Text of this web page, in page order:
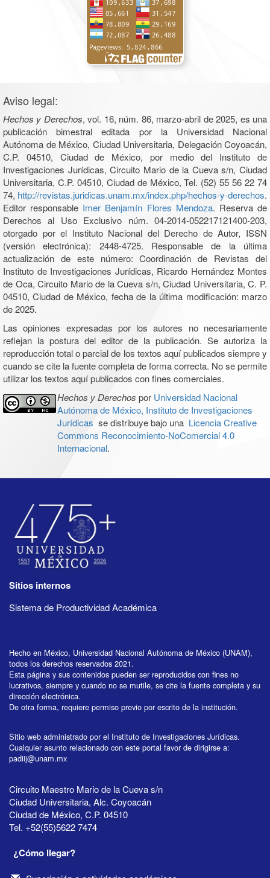
Aviso legal:
Hechos y Derechos, vol. 16, núm. 86, marzo-abril de 2025, es una
publicación bimestral editada por la Universidad Nacional
Autónoma de México, Ciudad Universitaria, Delegación Coyoacán,
C.P. 04510, Ciudad de México, por medio del Instituto de
Investigaciones Jurídicas, Circuito Mario de la Cueva s/n, Ciudad
Universitaria, C.P. 04510, Ciudad de México, Tel. (52) 55 56 22 74
74, http://revistas.juridicas.unam.mx/index.php/hechos-y-derechos.
Editor responsable Imer Benjamín Flores Mendoza. Reserva de
Derechos al Uso Exclusivo núm. 04-2014-052217121400-203,
otorgado por el Instituto Nacional del Derecho de Autor, ISSN
(versión electrónica): 2448-4725. Responsable de la última
actualización de este número: Coordinación de Revistas del
Instituto de Investigaciones Jurídicas, Ricardo Hernández Montes
de Oca, Circuito Mario de la Cueva s/n, Ciudad Universitaria, C. P.
04510, Ciudad de México, fecha de la última modificación: marzo
de 2025.
Las opiniones expresadas por los autores no necesariamente
reflejan la postura del editor de la publicación. Se autoriza la
reproducción total o parcial de los textos aquí publicados siempre y
cuando se cite la fuente completa de forma correcta. No se permite
utilizar los textos aquí publicados con fines comerciales.
Hechos y Derechos por Universidad Nacional
Autónoma de México, Instituto de Investigaciones
Jurídicas se distribuye bajo una Licencia Creative
Commons Reconocimiento-NoComercial 4.0
Internacional.
Sitios internos
Sistema de Productividad Académica
Hecho en México, Universidad Nacional Autónoma de México (UNAM),
todos los derechos reservados 2021.
Esta página y sus contenidos pueden ser reproducidos con fines no
lucrativos, siempre y cuando no se mutile, se cite la fuente completa y su
dirección electrónica.
De otra forma, requiere permiso previo por escrito de la institución.
Sitio web administrado por el Instituto de Investigaciones Jurídicas.
Cualquier asunto relacionado con este portal favor de dirigirse a:
padiij@unam.mx
Circuito Maestro Mario de la Cueva s/n
Ciudad Universitaria, Alc. Coyoacán
Ciudad de México, C.P. 04510
Tel. +52(55)5622 7474
¿Cómo llegar?